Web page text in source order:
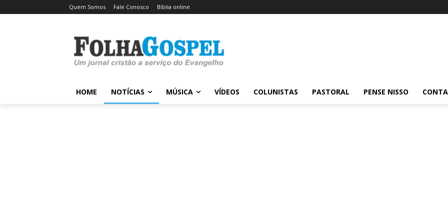
Quem Somos Fale Conosco Bíblia online
HOME NOTÍCIAS MÚSICA VÍDEOS COLUNISTAS PASTORAL PENSE NISSO